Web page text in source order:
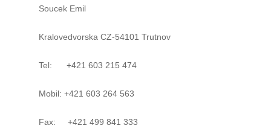
Soucek Emil
Kralovedvorska CZ-54101 Trutnov
Tel: +421 603 215 474
Mobil: +421 603 264 563
Fax: +421 499 841 333